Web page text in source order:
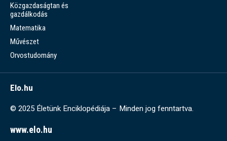
Közgazdaságtan és
gazdálkodás
Matematika
Művészet
Orvostudomány
Elo.hu
© 2025 Életünk Enciklopédiája – Minden jog fenntartva.
www.elo.hu